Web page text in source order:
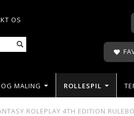
OS
MALING ROLLESPIL
ROLEPLAY 4TH EDITION